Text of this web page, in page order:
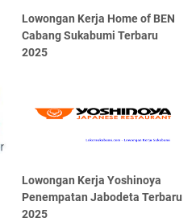
Lowongan Kerja Home of BEN
Cabang Sukabumi Terbaru
2025
Lowongan Kerja Yoshinoya
Penempatan Jabodeta Terbaru
2025